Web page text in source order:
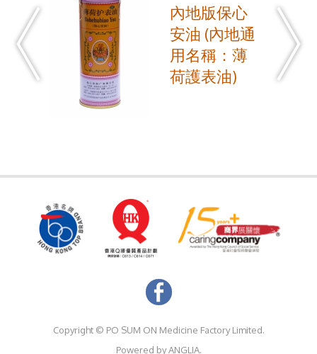
內地版保心
安油 (內地通
用名稱：薄
荷護表油)
Copyright © PO SUM ON Medicine Factory Limited.
Powered byANGLIA.